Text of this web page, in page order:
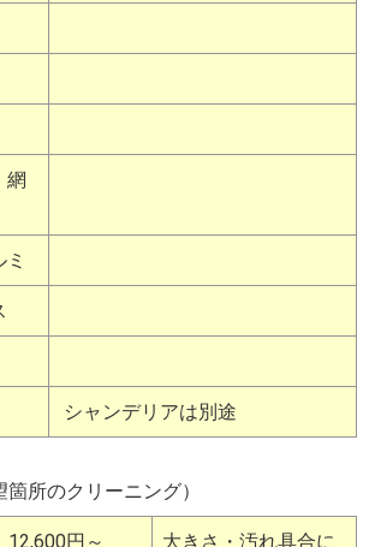
網
シャンデリアは別途
所のクリーニング）
12,600円～
大きさ・汚れ具合に